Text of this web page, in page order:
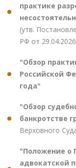
практике
(утв.
РФ от
"Обзор
Российской
года"
"Обзор
банкротстве
Верховного
"Положение о
адвокатской